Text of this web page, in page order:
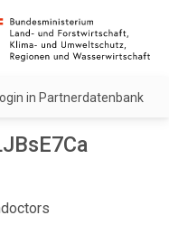
Login in Partnerdatenbank